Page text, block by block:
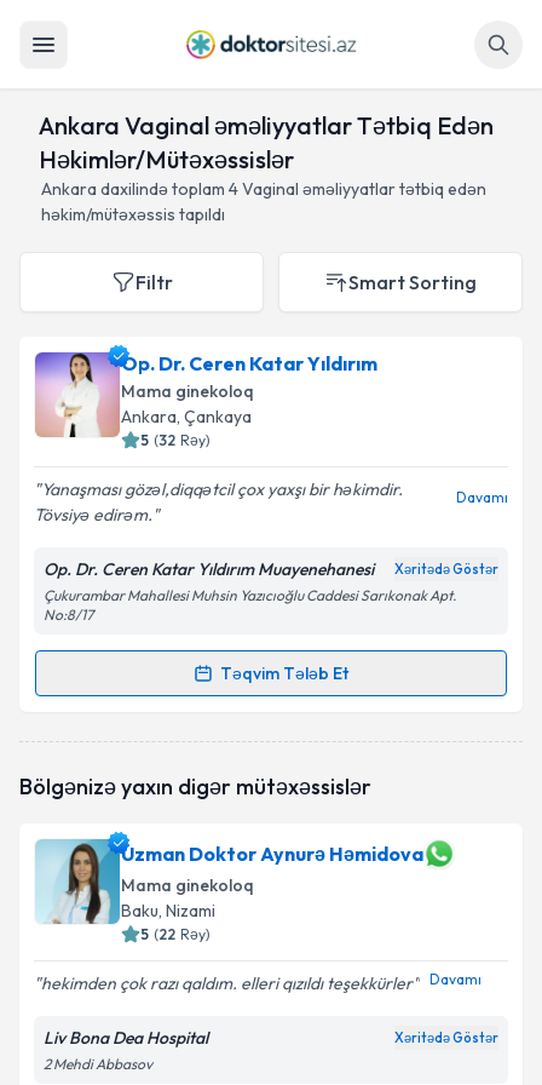
Ankara Vaginal əməliyyatlar Tətbiq Edən
Həkimlər/Mütəxəssislər
Ankara daxilində toplam 4Vaginal əməliyyatlar tətbiq edən
həkim/mütəxəssis tapıldı
Filtr Smart Sorting
Op. Dr. Ceren Katar Yıldırım
Mama ginekoloq
Ankara, Çankaya
5 (32 Rəy)
Yanaşması gözəl,diqqətcil çox yaxşı bir həkimdir.
Tövsiyə edirəm.
Davamı
Op. Dr. Ceren Katar Yıldırım Muayenehanesi Xəritədə Göstər
Çukurambar Mahallesi Muhsin Yazıcıoğlu Caddesi Sarıkonak Apt.
No:8/17
Təqvim Tələb Et
Randevu Təqvimi Tələbi
təqvimi tələbi yaradın. Bu mütəxəssisdən randevu ala
məlumatlandırılacaqsınız.
E-poçt Ünvanınız
Aydınlatma Mətni
məlumatlarımın göstərilən çərçivədə emal
Bölgənizə yaxın digər mütəxəssislər
Uzman Doktor Aynurə Həmidova
Mama ginekoloq
Baku, Nizami
5 (22 Rəy)
hekimden çok razı qaldım. elleri qızıldı teşekkürler Davamı
Liv Bona Dea Hospital Xəritədə Göstər
2 Mehdi Abbasov